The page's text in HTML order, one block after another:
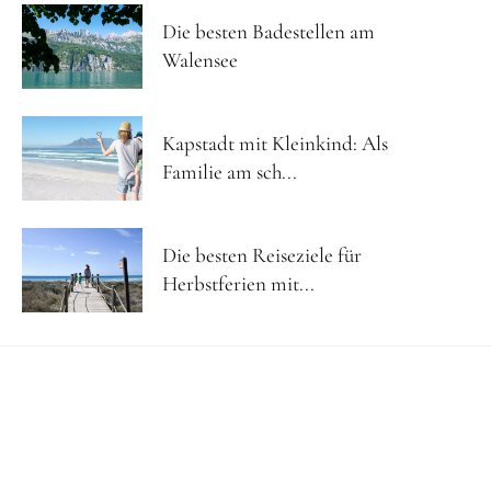
Die besten Badestellen am
Walensee
Kapstadt mit Kleinkind: Als
Familie am sch...
Die besten Reiseziele für
Herbstferien mit...